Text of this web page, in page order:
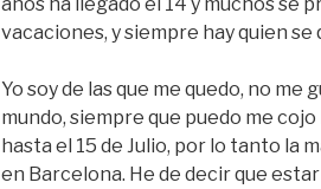
vacaciones, y siempre hay quien se
Yo soy de las que me quedo, no
mundo, siempre que puedo me
hasta el 15 de Julio, por lo tanto la
en Barcelona. He de decir que